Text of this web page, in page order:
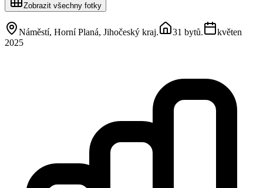
Zobrazit všechny fotky
Náměstí, Horní Planá, Jihočeský kraj. 31 bytů.
květen
2025